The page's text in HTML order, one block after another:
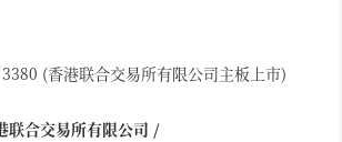
(香港联合交易所有限公司主板上市)
联合交易所有限公司 /